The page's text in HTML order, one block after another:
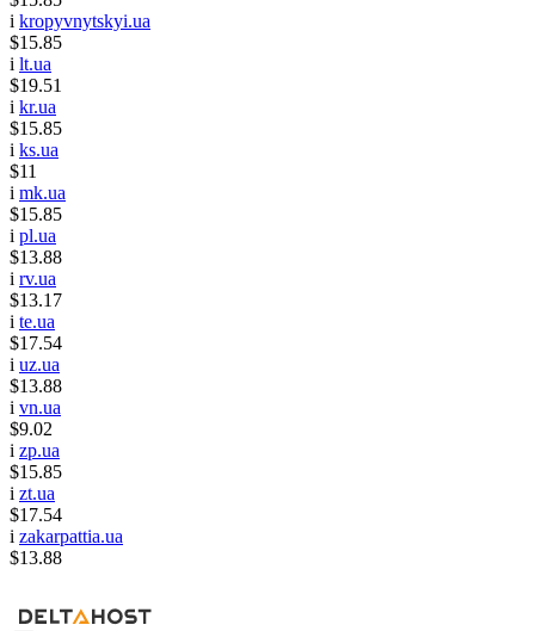
i kropyvnytskyi.ua
$15.85
i lt.ua
$19.51
i kr.ua
$15.85
i ks.ua
$11
i mk.ua
$15.85
i pl.ua
$13.88
i rv.ua
$13.17
i te.ua
$17.54
i uz.ua
$13.88
i vn.ua
$9.02
i zp.ua
$15.85
i zt.ua
$17.54
i zakarpattia.ua
$13.88